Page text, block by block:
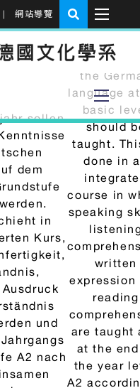
網站導覽
於大一新生與
學生版)
文檢定類對照表